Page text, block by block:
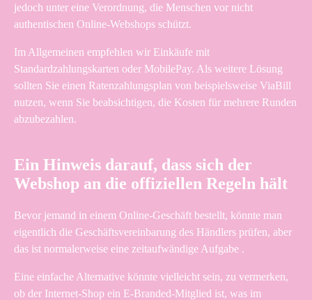
jedoch unter eine Verordnung, die Menschen vor nicht
authentischen Online-Webshops schützt.
Im Allgemeinen empfehlen wir Einkäufe mit
Standardzahlungskarten oder MobilePay. Als weitere Lösung
sollten Sie einen Ratenzahlungsplan von beispielsweise ViaBill
nutzen, wenn Sie beabsichtigen, die Kosten für mehrere Runden
abzubezahlen.
Ein Hinweis darauf, dass sich der
Webshop an die offiziellen Regeln hält
Bevor jemand in einem Online-Geschäft bestellt, könnte man
eigentlich die Geschäftsvereinbarung des Händlers prüfen, aber
das ist normalerweise eine zeitaufwändige Aufgabe .
Eine einfache Alternative könnte vielleicht sein, zu vermerken,
ob der Internet-Shop ein E-Branded-Mitglied ist, was im